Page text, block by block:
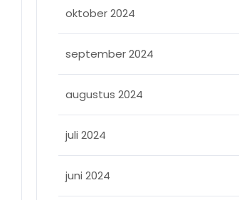
oktober 2024
september 2024
augustus 2024
juli 2024
juni 2024